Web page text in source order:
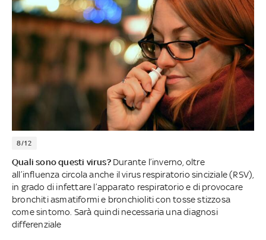
8/12
Quali sono questi virus?Durante l’inverno, oltre
all’influenza circola anche il virus respiratorio sinciziale (RSV),
in grado di infettare l’apparato respiratorio e di provocare
bronchiti asmatiformi e bronchioliti con tosse stizzosa
come sintomo. Sarà quindi necessaria una diagnosi
differenziale